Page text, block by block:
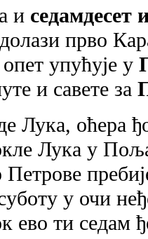
и седамдесет
прво
опет упућује y
и савете за
Лука, оћера
Лука у
Петрове
у очи
ево ти седам